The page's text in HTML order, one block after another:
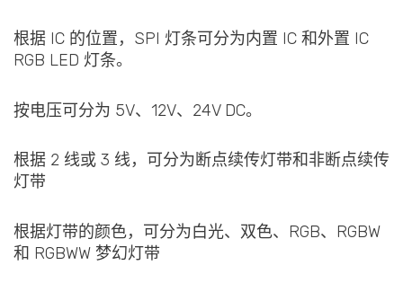
根据 IC 的位置，SPI 灯条可分为内置 IC 和外置 IC
RGB LED 灯条。
按电压可分为 5V、12V、24V DC。
根据 2 线或 3 线，可分为断点续传灯带和非断点续传
灯带
根据灯带的颜色，可分为白光、双色、RGB、RGBW
和 RGBWW 梦幻灯带